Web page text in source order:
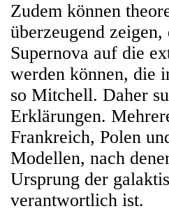
Zudem können
überzeugend
Supernova auf die
werden können, die
so Mitchell. Daher
Erklärungen.
Frankreich, Polen
Modellen, nach
Ursprung der
verantwortlich ist.